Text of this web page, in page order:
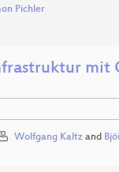
Pichler
mit
Wolfgang Kaltzand